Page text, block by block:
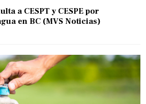
a CESPT y CESPE por
en BC (MVS Noticias)